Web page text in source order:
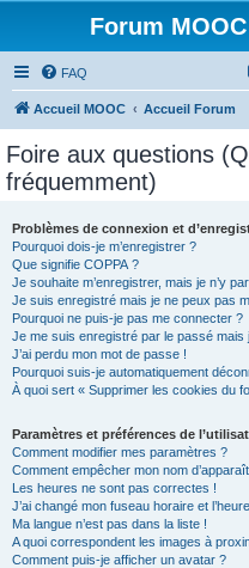
Forum
FAQ
Accueil MOOC Accueil Forum
Foire aux questions
fréquemment)
Problèmes de connexion et
Pourquoi dois-je m’enregistrer ?
Que signifie COPPA ?
Je souhaite m’enregistrer, mais je n’y
Je suis enregistré mais je ne peux pas
Pourquoi ne puis-je pas me connecter ?
Je me suis enregistré par le passé
J’ai perdu mon mot de passe !
Pourquoi suis-je automatiquement
À quoi sert « Supprimer les cookies du
Paramètres et préférences de
Comment modifier mes paramètres ?
Comment empêcher mon nom
Les heures ne sont pas correctes !
J’ai changé mon fuseau horaire et
Ma langue n’est pas dans la liste !
A quoi correspondent les images à
Comment puis-je afficher un avatar ?